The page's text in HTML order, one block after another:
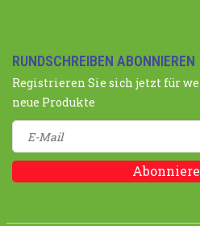
RUNDSCHREIBEN ABONNIEREN
Registrieren Sie sich jetzt für
neue Produkte